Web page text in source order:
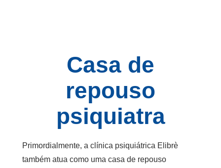
Casa de
repouso
psiquiatra
Primordialmente, a clínica psiquiátrica Elibrè
também atua como uma casa de repouso